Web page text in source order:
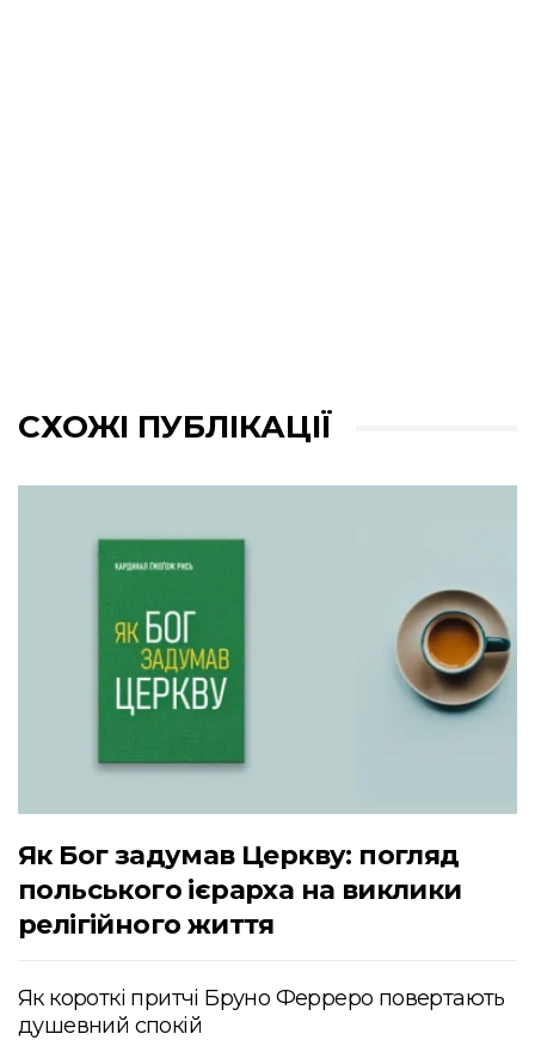
СХОЖІ ПУБЛІКАЦІЇ
Як Бог задумав Церкву: погляд
польського ієрарха на виклики
релігійного життя
Як короткі притчі Бруно Ферреро повертають
душевний спокій